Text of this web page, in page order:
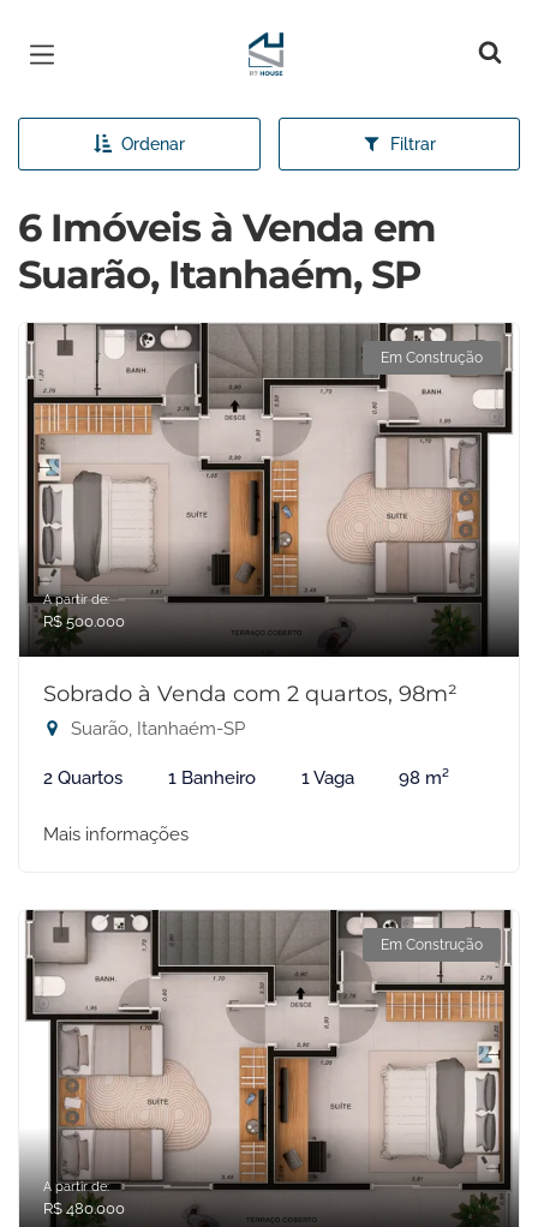
Página inicial
Ordenar Filtrar
6 Imóveis à Venda em
Suarão, Itanhaém, SP
Em Construção
A partir de:
R$ 500.000
Sobrado à Venda com 2 quartos, 98m²
Suarão, Itanhaém-SP
2 Quartos 1 Banheiro 1 Vaga 98 m²
Mais informações
Em Construção
A partir de:
R$ 480.000